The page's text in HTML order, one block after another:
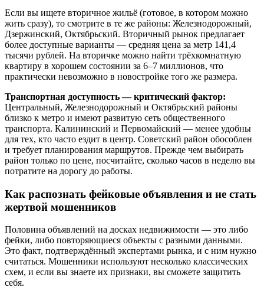
Если вы ищете вторичное жильё (готовое, в котором можно
жить сразу), то смотрите в те же районы: Железнодорожный,
Дзержинский, Октябрьский. Вторичный рынок предлагает
более доступные варианты — средняя цена за метр 141,4
тысячи рублей. На вторичке можно найти трёхкомнатную
квартиру в хорошем состоянии за 6–7 миллионов, что
практически невозможно в новостройке того же размера.
Транспортная доступность — критический фактор:
Центральный, Железнодорожный и Октябрьский районы
близко к метро и имеют развитую сеть общественного
транспорта. Калининский и Первомайский — менее удобны
для тех, кто часто ездит в центр. Советский район обособлен
и требует планирования маршрутов. Прежде чем выбирать
район только по цене, посчитайте, сколько часов в неделю вы
потратите на дорогу до работы.
Как распознать фейковые объявления и не стать
жертвой мошенников
Половина объявлений на досках недвижимости — это либо
фейки, либо повторяющиеся объекты с разными данными.
Это факт, подтверждённый экспертами рынка, и с ним нужно
считаться. Мошенники используют несколько классических
схем, и если вы знаете их признаки, вы сможете защитить
себя.